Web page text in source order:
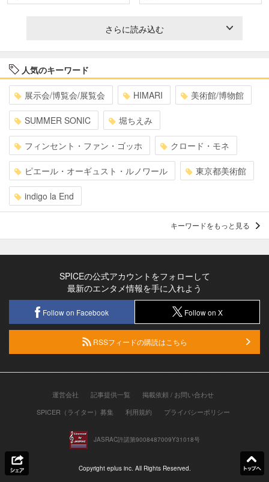
さらに読み込む
人気のキーワード
展示会/博覧会/展覧会 HIMARI 美術館/博物館
SUMMER SONIC 堀ちえみ
フィンセント・ファン・ゴッホ クロード・モネ
ピエール・オーギュスト・ルノワール 東京都美術館
indigo la End
キーワードをもっと見る
SPICEの公式アカウントをフォローして
最新のエンタメ情報を手に入れよう
Follow on Facebook Follow on X
RSSフィードの購読はこちら
運営会社 記事提供一覧
掲載依頼 / お問い合わせ
SPICER（ライター）募集
利用規約 プライバシーポリシー
JASRAC許諾第9008487009Y31018号
Copyright eplus inc. All Rights Reserved.